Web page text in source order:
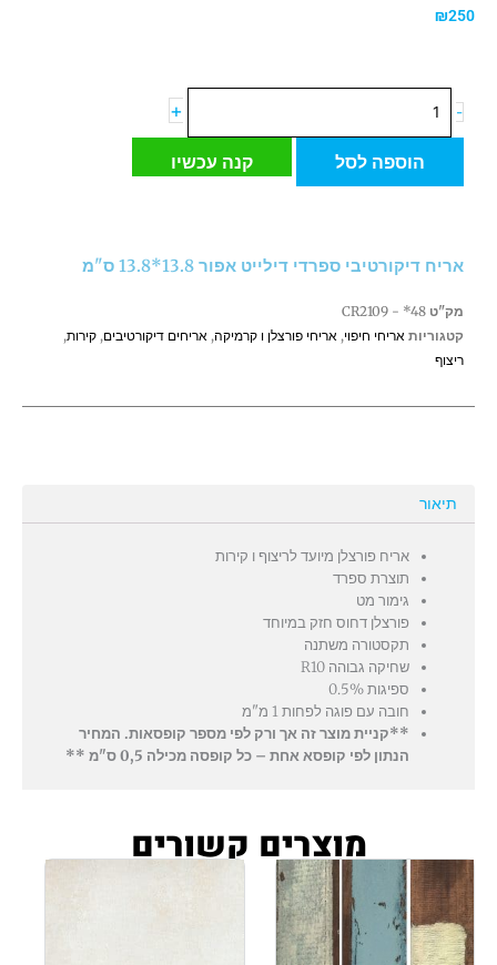
₪250
-
של
דיקורטיבי
13.8*13.8
+
הוספה לסל קנה עכשיו
אריח דיקורטיבי ספרדי דילייט אפור 13.8*13.8 ס"מ
מק"ט CR2109 - *48
קטגוריות אריחי חיפוי, אריחי פורצלן ו קרמיקה, אריחים דיקורטיבים, קירות,
ריצוף
תיאור
אריח פורצלן מיועד לריצוף ו קירות
תוצרת ספרד
גימור מט
פורצלן דחוס חזק במיוחד
תקסטורה משתנה
שחיקה גבוהה R10
ספיגות 0.5%
חובה עם פוגה לפחות 1 מ"מ
**קניית מוצר זה אך ורק לפי מספר קופסאות. המחיר
הנתון לפי קופסא אחת – כל קופסה מכילה 0,5 ס"מ **
מוצרים קשורים